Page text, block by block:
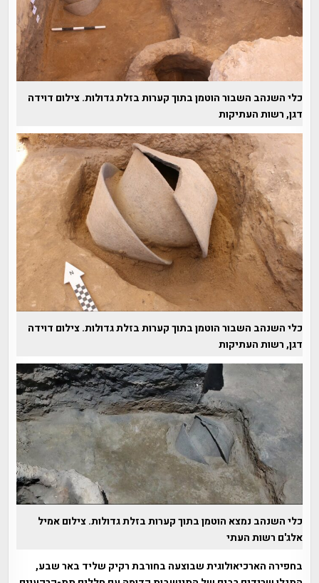
כלי השנהב השבור הוטמן בתוך קערות בזלת גדולות. צילום דוידה
דגן, רשות העתיקות
כלי השנהב השבור הוטמן בתוך קערות בזלת גדולות. צילום דוידה
דגן, רשות העתיקות
כלי השנהב נמצא הוטמן בתוך קערות בזלת גדולות. צילום אמיל
אלג'ם רשות העתי
בחפירה הארכיאולוגית שבוצעה בחורבת רקיק שליד באר שבע,